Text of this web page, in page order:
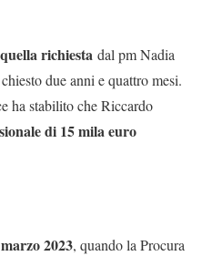
richiesta dal pm Nadia
due anni e quattro mesi.
ha stabilito che Riccardo
di 15 mila euro
2023, quando la Procura